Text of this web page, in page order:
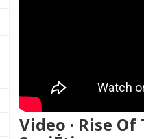
Video · Rise